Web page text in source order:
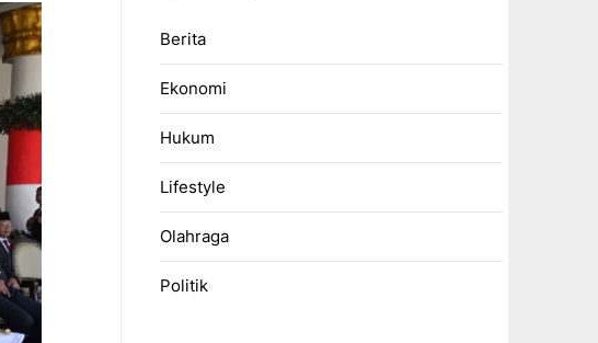
Berita
Ekonomi
Hukum
Lifestyle
Olahraga
Politik